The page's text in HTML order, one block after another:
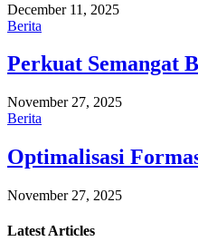
December 11, 2025
Berita
Perkuat Semangat
November 27, 2025
Berita
Optimalisasi
November 27, 2025
Latest Articles